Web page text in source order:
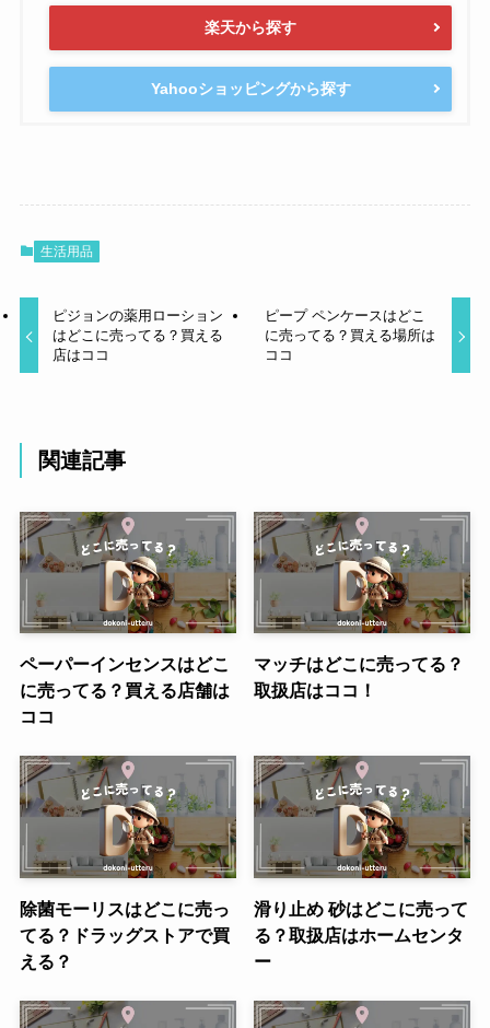
楽天から探す
Yahooショッピングから探す
生活用品
ピジョンの薬用ローション
はどこに売ってる？買える
店はココ
ピープ ペンケースはどこ
に売ってる？買える場所は
ココ
関連記事
ペーパーインセンスはどこ
に売ってる？買える店舗は
ココ
マッチはどこに売ってる？
取扱店はココ！
除菌モーリスはどこに売っ
てる？ドラッグストアで買
える？
滑り止め 砂はどこに売って
る？取扱店はホームセンタ
ー